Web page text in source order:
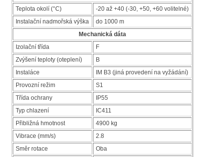
Teplota okolí (°C)
-20 až +40 (-30, +50, +60 volitelné)
Instalační nadmořská výška
do 1000 m
Mechanická dáta
Izolační třída
F
Zvýšení teploty (oteplení)
B
Instaláce
IM B3 (jiná provedení na vyžádání)
Provozní režim
S1
Třída ochrany
IP55
Typ chlazení
IC411
Přibližná hmotnost
4900 kg
Vibrace (mm/s)
2.8
Směr rotace
Oba